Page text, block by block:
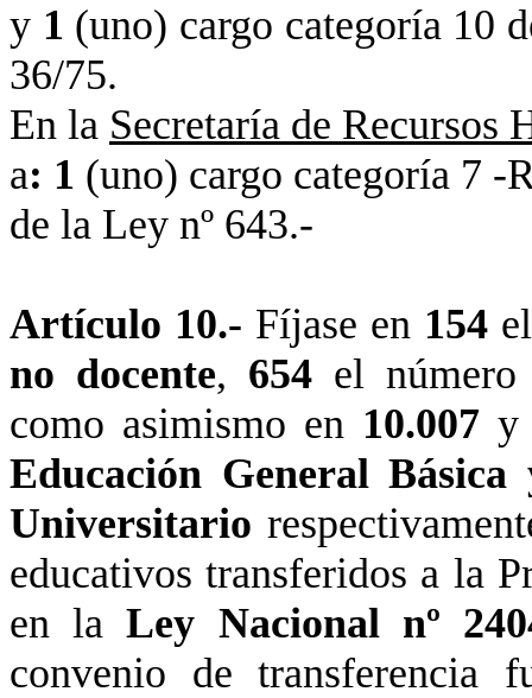
y 1 (uno) cargo categoría 10
36/75.
En la Secretaría de Recursos
a: 1 (uno) cargo categoría 7 -
de la Ley nº 643.-
Artículo 10.- Fíjase en 154
no docente, 654 el
como asimismo en 10.007
Educación General
Universitario
educativos transferidos a la
enlaLey Nacionalnº
convenio de transferencia